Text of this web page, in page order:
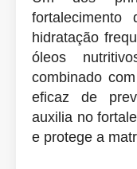
hidratação
óleos
combinado
eficaz de
auxilia no
e protege a